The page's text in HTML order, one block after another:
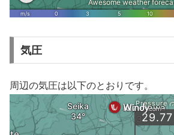
気圧
周辺の気圧は以下のとおりです。